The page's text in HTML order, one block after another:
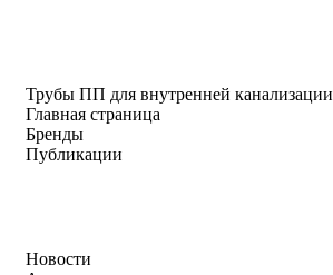
Трубы ПП для внутренней канализации
Главная страница
Бренды
Публикации
Новости